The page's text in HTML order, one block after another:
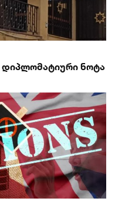
დიპლომატიური ნოტა